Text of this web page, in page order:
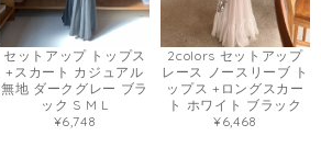
セットアップ トップス
+スカート カジュアル
無地 ダークグレー ブラ
ック S M L
¥6,748
2colors セットアップ
レース ノースリーブ ト
ップス +ロングスカー
ト ホワイト ブラック
¥6,468